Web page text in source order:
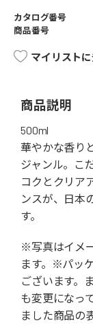
カタログ番号
商品番号
マイリスト
商品説明
500ml
華やかな香り
ジャンル。こ
コクとクリア
ンスが、日本
す。
※写真はイメ
ます。※パッ
ございます。
も変更になっ
ました商品の